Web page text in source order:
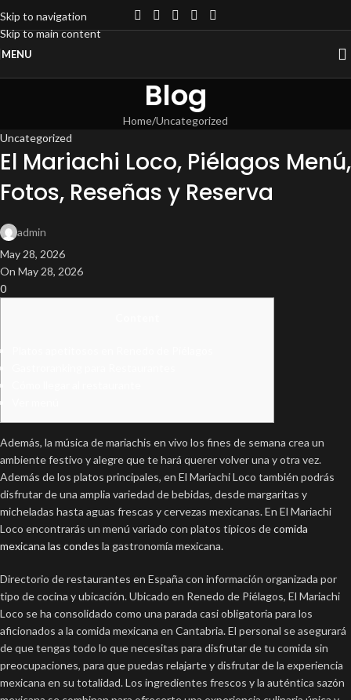
Skip to navigation
Skip to main content
MENU
Blog
Home Uncategorized
Uncategorized
El Mariachi Loco, Piélagos Menú,
Fotos, Reseñas y Reserva
admin
May 28, 2026
On May 28, 2026
0
Además, la música de mariachis en vivo los fines de semana crea un
ambiente festivo y alegre que te hará querer volver una y otra vez.
Además de los platos principales, en El Mariachi Loco también podrás
disfrutar de una amplia variedad de bebidas, desde margaritas y
micheladas hasta aguas frescas y cervezas mexicanas. En El Mariachi
Loco encontrarás un menú variado con platos típicos decomida
mexicana las condes la gastronomía mexicana.
Directorio de restaurantes en España con información organizada por
tipo de cocina y ubicación. Ubicado en Renedo de Piélagos, El Mariachi
Loco se ha consolidado como una parada casi obligatoria para los
aficionados a la comida mexicana en Cantabria. El personal se asegurará
de que tengas todo lo que necesitas para disfrutar de tu comida sin
preocupaciones, para que puedas relajarte y disfrutar de la experiencia
mexicana en su totalidad. Los ingredientes frescos y la auténtica sazón